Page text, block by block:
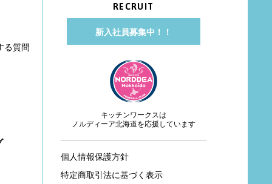
る質問
RECRUIT
新入社員募集中！！
キッチンワークスは
ノルディーア北海道を応援しています
個人情報保護方針
特定商取引法に基づく表示